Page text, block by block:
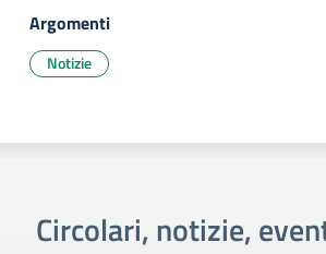
Argomenti
Notizie
Circolari, notizie,